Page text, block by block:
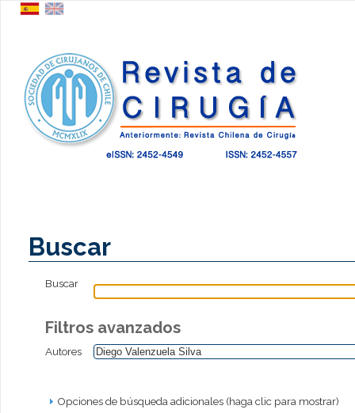
Buscar
Buscar
Filtros avanzados
Autores
Opciones de búsqueda adicionales (haga clic para mostrar)